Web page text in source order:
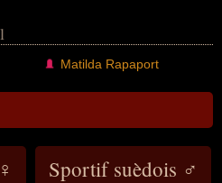
Matilda Rapaport
Sportif suèdois ♂